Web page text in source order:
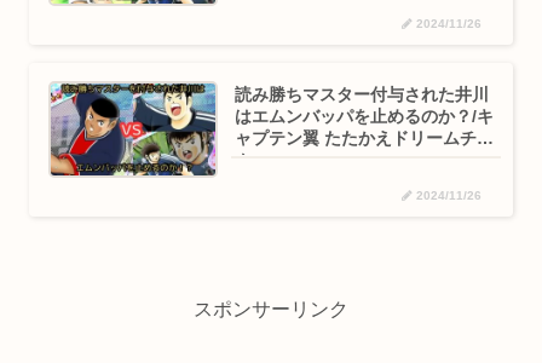
2024/11/26
読み勝ちマスター付与された井川
はエムンバッパを止めるのか？/キ
ャプテン翼 たたかえドリームチー
ム
2024/11/26
スポンサーリンク